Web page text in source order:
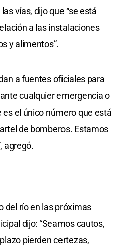
vías, dijo que “se está
a las instalaciones
y alimentos”.
a fuentes oficiales para
cualquier emergencia o
el único número que está
de bomberos. Estamos
agregó.
del río en las próximas
dijo: “Seamos cautos,
pierden certezas,